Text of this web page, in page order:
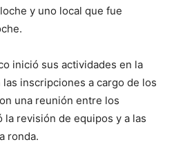
y uno local que fue
inició sus actividades en la
inscripciones a cargo de los
una reunión entre los
la revisión de equipos y a las
ronda.